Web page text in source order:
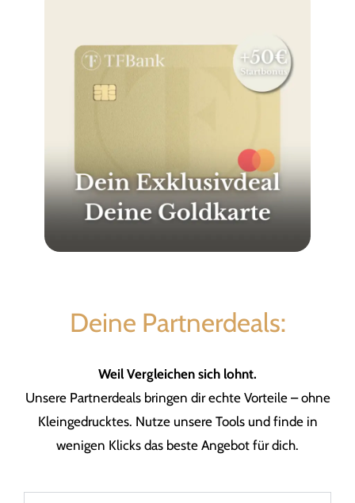
Deine Partnerdeals:
Weil Vergleichen sich lohnt.
Unsere Partnerdeals bringen dir echte Vorteile – ohne
Kleingedrucktes. Nutze unsere Tools und finde in
wenigen Klicks das beste Angebot für dich.